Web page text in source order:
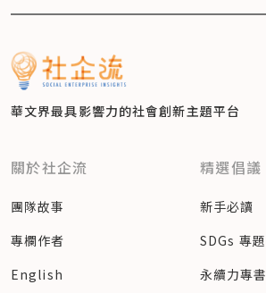
華文界最具影響力的社會創新主題平台
關於社企流
團隊故事
專欄作者
English
精選倡議
新手必讀
SDGs 專題
永續力專書